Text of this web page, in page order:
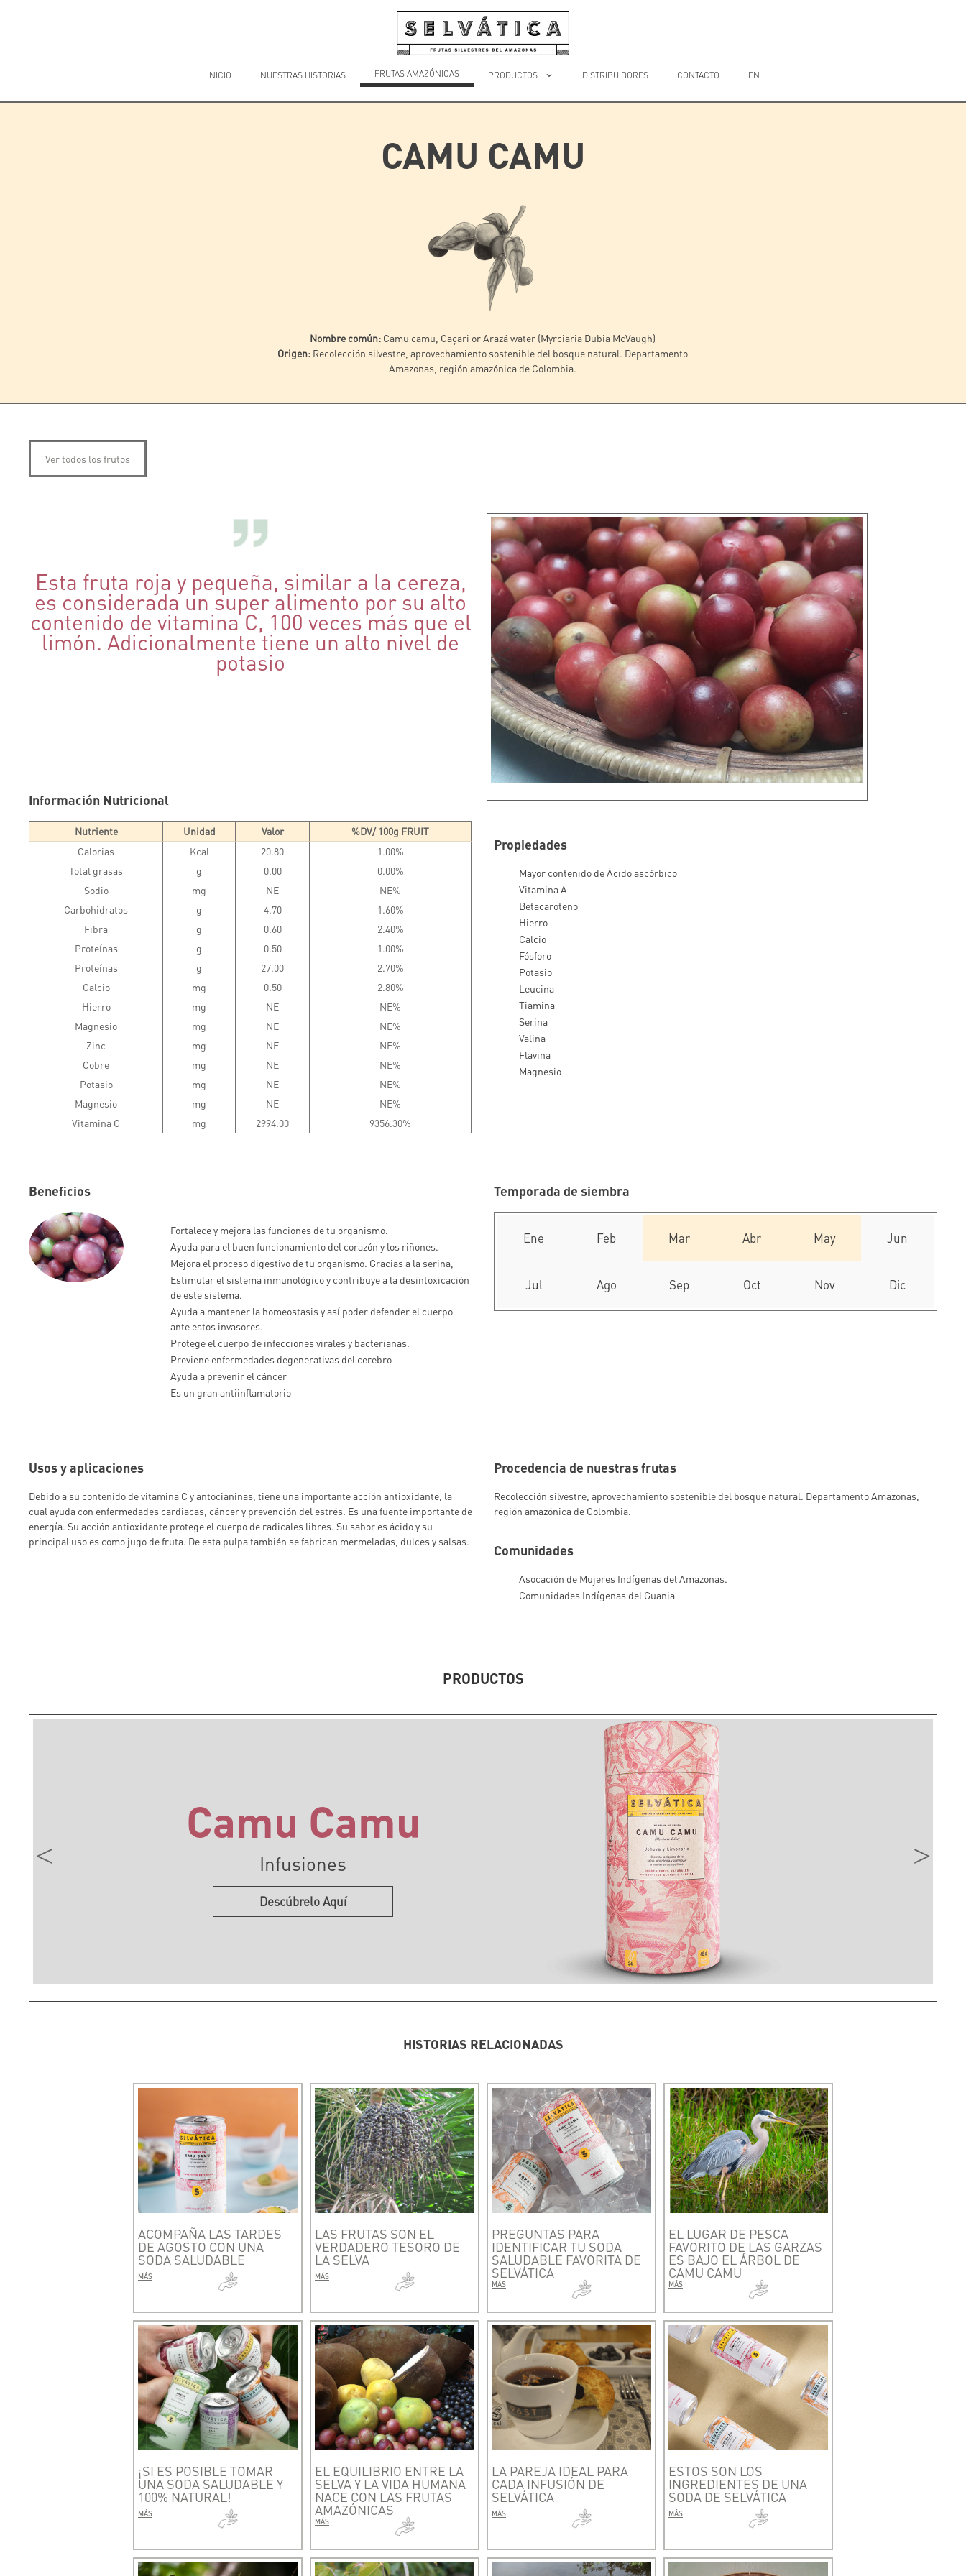
INICIO NUESTRAS HISTORIAS FRUTAS AMAZÓNICAS PRODUCTOS DISTRIBUIDORES CONTACTO EN
CAMU CAMU
Nombre común: Camu camu, Caçari or Arazá water (Myrciaria Dubia McVaugh)
Origen: Recolección silvestre, aprovechamiento sostenible del bosque natural. Departamento
Amazonas, región amazónica de Colombia.
Ver todos los frutos
Esta fruta roja y pequeña, similar a la cereza,
es considerada un super alimento por su alto
contenido de vitamina C, 100 veces más que el
limón. Adicionalmente tiene un alto nivel de
potasio
Información Nutricional
Nutriente Unidad Valor
%DV/ 100g FRUIT
Calorias
Kcal 20.80
1.00%
Total grasas
g 0.00
0.00%
Sodio
mg NE
NE%
Carbohidratos
g 4.70
1.60%
Fibra
g 0.60
2.40%
Proteínas
g 0.50
1.00%
Proteínas
g 27.00
2.70%
Calcio
mg 0.50
2.80%
Hierro
mg NE
NE%
Magnesio
mg NE
NE%
Zinc
mg NE
NE%
Cobre
mg NE
NE%
Potasio
mg NE
NE%
Magnesio
mg NE
NE%
Vitamina C
mg 2994.00 9356.30%
Propiedades
Mayor contenido de Ácido ascórbico
Vitamina A
Betacaroteno
Hierro
Calcio
Fósforo
Potasio
Leucina
Tiamina
Serina
Valina
Flavina
Magnesio
Beneficios
Fortalece y mejora las funciones de tu organismo.
Ayuda para el buen funcionamiento del corazón y los riñones.
Mejora el proceso digestivo de tu organismo. Gracias a la serina,
Estimular el sistema inmunológico y contribuye a la desintoxicación
de este sistema.
Ayuda a mantener la homeostasis y así poder defender el cuerpo
ante estos invasores.
Protege el cuerpo de infecciones virales y bacterianas.
Previene enfermedades degenerativas del cerebro
Ayuda a prevenir el cáncer
Es un gran antiinflamatorio
Temporada de siembra
Ene Feb Mar Abr May Jun
Jul Ago Sep Oct Nov Dic
Usos y aplicaciones
Debido a su contenido de vitamina C y antocianinas, tiene una importante acción antioxidante, la
cual ayuda con enfermedades cardiacas, cáncer y prevención del estrés. Es una fuente importante de
energía. Su acción antioxidante protege el cuerpo de radicales libres. Su sabor es ácido y su
principal uso es como jugo de fruta. De esta pulpa también se fabrican mermeladas, dulces y salsas.
Procedencia de nuestras frutas
Recolección silvestre, aprovechamiento sostenible del bosque natural. Departamento Amazonas,
región amazónica de Colombia.
Comunidades
Asocación de Mujeres Indígenas del Amazonas.
Comunidades Indígenas del Guania
PRODUCTOS
Camu Camu
Infusiones
Descúbrelo Aquí
HISTORIAS RELACIONADAS
ACOMPAÑA LAS TARDES
DE AGOSTO CON UNA
SODA SALUDABLE
MÁS
LAS FRUTAS SON EL
VERDADERO TESORO DE
LA SELVA
MÁS
PREGUNTAS PARA
IDENTIFICAR TU SODA
SALUDABLE FAVORITA DE
SELVÁTICA
MÁS
EL LUGAR DE PESCA
FAVORITO DE LAS GARZAS
ES BAJO EL ÁRBOL DE
CAMU CAMU
MÁS
¡SI ES POSIBLE TOMAR
UNA SODA SALUDABLE Y
100% NATURAL!
MÁS
EL EQUILIBRIO ENTRE LA
SELVA Y LA VIDA HUMANA
NACE CON LAS FRUTAS
AMAZÓNICAS
MÁS
LA PAREJA IDEAL PARA
CADA INFUSIÓN DE
SELVÁTICA
MÁS
ESTOS SON LOS
INGREDIENTES DE UNA
SODA DE SELVÁTICA
MÁS